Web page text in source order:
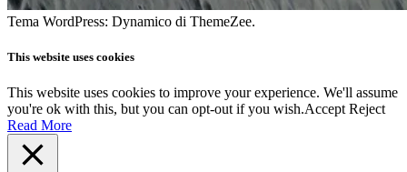
Tema WordPress: Dynamico di ThemeZee.
This website uses cookies
This website uses cookies to improve your experience. We'll assume
you're ok with this, but you can opt-out if you wish.Accept Reject
Read More